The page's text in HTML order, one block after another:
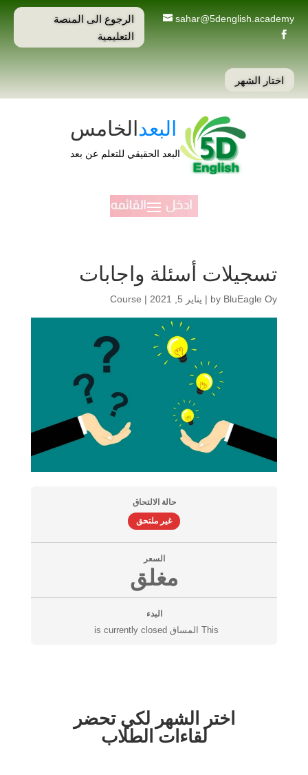
sahar@5denglish.academy

الرجوع الى المنصة
التعليمية
اختار الشهر
البعدالخامس
البعد الحقيقي للتعلم عن بعد
تسجيلات أسئلة واجابات
by BluEagle Oy
| يناير 5, 2021 |
Course
حالة الالتحاق
غير ملتحق
السعر
مغلق
البدء
This المساق is currently closed
اختر الشهر لكي تحضر
لقاءات الطلاب